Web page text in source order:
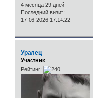
4 месяца 29 дней
Последний визит:
17-06-2026 17:14:22
Уралец
Участник
Рейтинг: